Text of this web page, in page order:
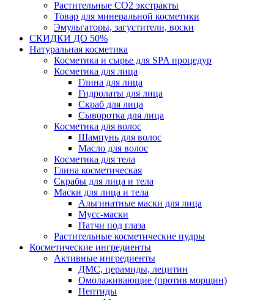
Растительные СО2 экстракты
Товар для минеральной косметики
Эмульгаторы, загустители, воски
СКИДКИ ДО 50%
Натуральная косметика
Косметика и сырье для SPA процедур
Косметика для лица
Глина для лица
Гидролаты для лица
Скраб для лица
Сыворотка для лица
Косметика для волос
Шампунь для волос
Масло для волос
Косметика для тела
Глина косметическая
Скрабы для лица и тела
Маски для лица и тела
Альгинатные маски для лица
Мусс-маски
Патчи под глаза
Растительные косметические пудры
Косметические ингредиенты
Активные ингредиенты
ДМС, церамиды, лецитин
Омолаживающие (против морщин)
Пептиды